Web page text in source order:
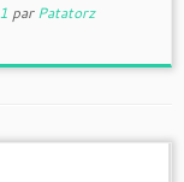
parPatatorz